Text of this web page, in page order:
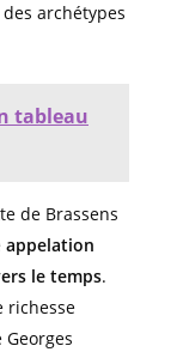
archétypes
tableau
de Brassens
appelation
le temps.
richesse